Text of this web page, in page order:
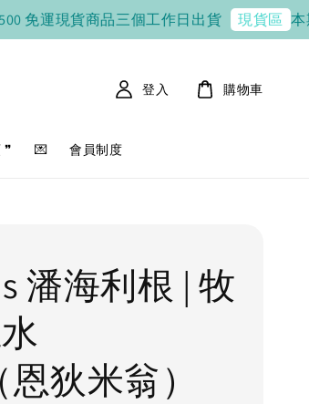
現貨商品三個工作日出貨 現貨區 本期韓國
❞ 💌 會員制度
登入 購物車
潘海利根 | 牧
狄米翁）